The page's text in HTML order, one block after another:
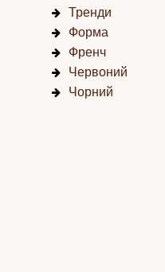
Тренди
Форма
Френч
Червоний
Чорний